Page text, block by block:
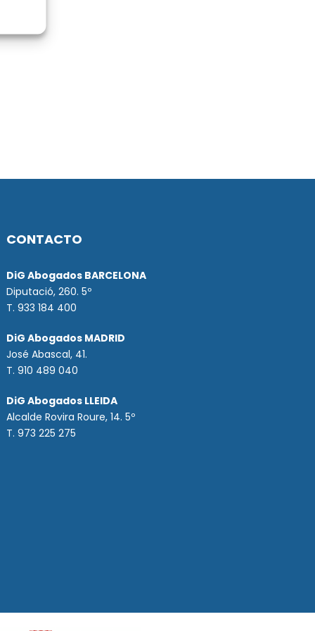
CONTACTO
DiG Abogados BARCELONA
Diputació, 260. 5º
T. 933 184 400
DiG Abogados MADRID
José Abascal, 41.
T.910 489 040
DiG Abogados LLEIDA
Alcalde Rovira Roure, 14. 5º
T. 973 225 275